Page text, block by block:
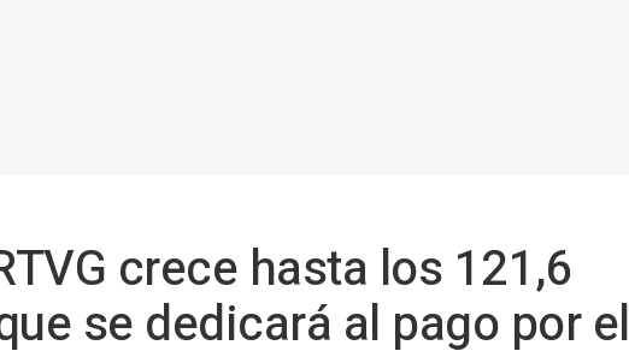
crece hasta los 121,6
se dedicará al pago por el